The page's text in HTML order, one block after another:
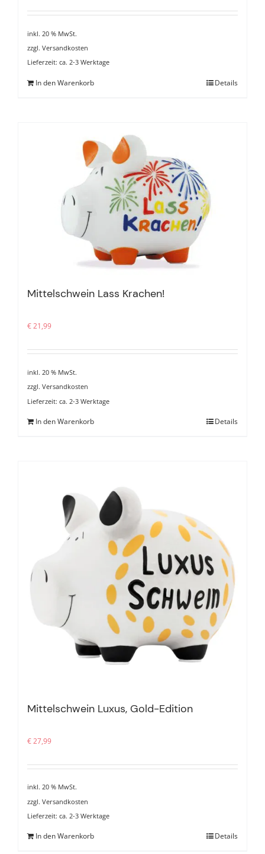
inkl. 20 % MwSt.
zzgl. Versandkosten
Lieferzeit: ca. 2-3 Werktage
In den Warenkorb Details
Mittelschwein Lass Krachen!
€21,99
inkl. 20 % MwSt.
zzgl. Versandkosten
Lieferzeit: ca. 2-3 Werktage
In den Warenkorb Details
Mittelschwein Luxus, Gold-Edition
€27,99
inkl. 20 % MwSt.
zzgl. Versandkosten
Lieferzeit: ca. 2-3 Werktage
In den Warenkorb Details